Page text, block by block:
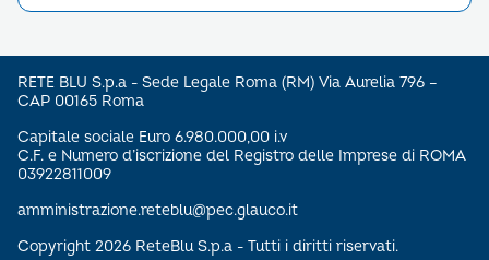
RETE BLU S.p.a - Sede Legale Roma (RM) Via Aurelia 796 –
CAP 00165 Roma
Capitale sociale Euro 6.980.000,00 i.v
C.F. e Numero d’iscrizione del Registro delle Imprese di ROMA
03922811009
amministrazione.reteblu@pec.glauco.it
Copyright 2026 ReteBlu S.p.a - Tutti i diritti riservati.